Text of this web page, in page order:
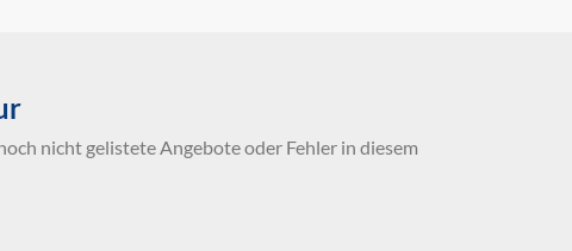
nicht gelistete Angebote oder Fehler in diesem